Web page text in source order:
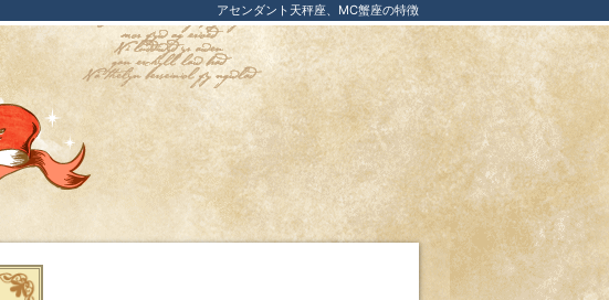
アセンダント天秤座、MC蟹座の特徴